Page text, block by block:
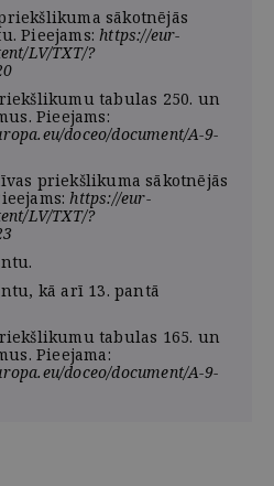
sākotnējās
Pieejams:https://eur-
LV/TXT/?
tabulas 250. un
Pieejams:
doceo/document/A-9-
priekšlikuma sākotnējās
https://eur-
LV/TXT/?
kā arī 13. pantā
tabulas 165. un
Pieejama:
doceo/document/A-9-